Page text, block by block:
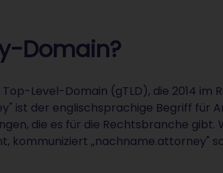
Domain?
Level-Domain (gTLD), die 2014 im
ist der englischsprachige Begriff für
die es für die Rechtsbranche gibt.
kommuniziert „nachname.attorney"